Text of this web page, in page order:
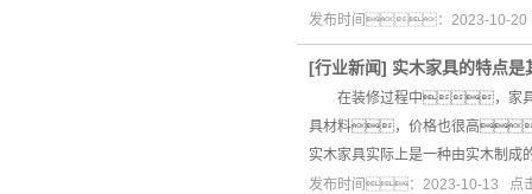
发布时间：2023-10-
[行业新闻] 实木家具的特点是
在装修过程中，家具是
具材料，价格也很高
实木家具实际上是一种由实木制成
发布时间：2023-10-13 点